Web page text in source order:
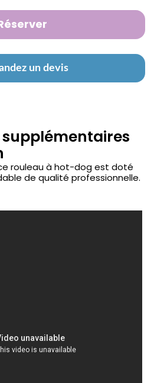
un devis
rouleau à hot-dog est doté
de qualité professionnelle.